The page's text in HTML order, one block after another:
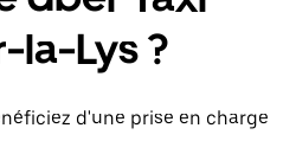
la-Lys ?
d'une prise en charge